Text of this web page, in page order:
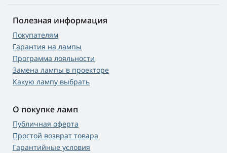
Полезная информация
Покупателям
Гарантия на лампы
Программа лояльности
Замена лампы в проекторе
Какую лампу выбрать
О покупке ламп
Публичная оферта
Простой возврат товара
Гарантийные условия